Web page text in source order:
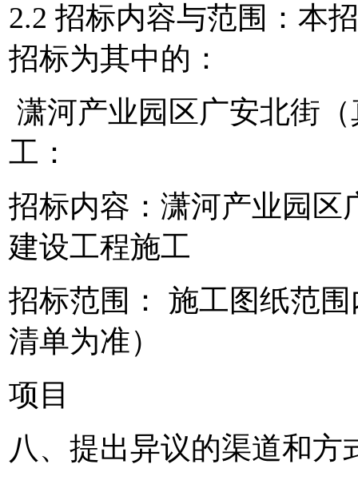
2.2 招标内容与范围：本
招标为其中的：
潇河产业园区广安北街
工：
招标内容： 潇河产业园区
建设工程施工
招标范围：
施工图纸范
清单为准）
项目
八、提出异议的渠道和方